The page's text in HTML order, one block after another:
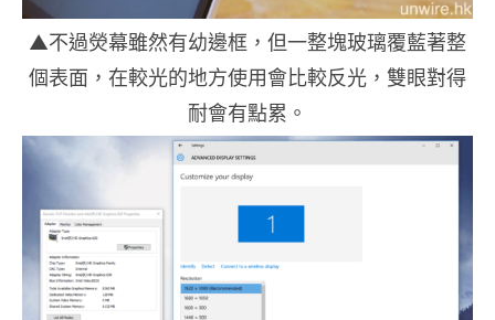
▲不過熒幕雖然有幼邊框，但一整塊玻璃覆藍著整
個表面，在較光的地方使用會比較反光，雙眼對得
耐會有點累。